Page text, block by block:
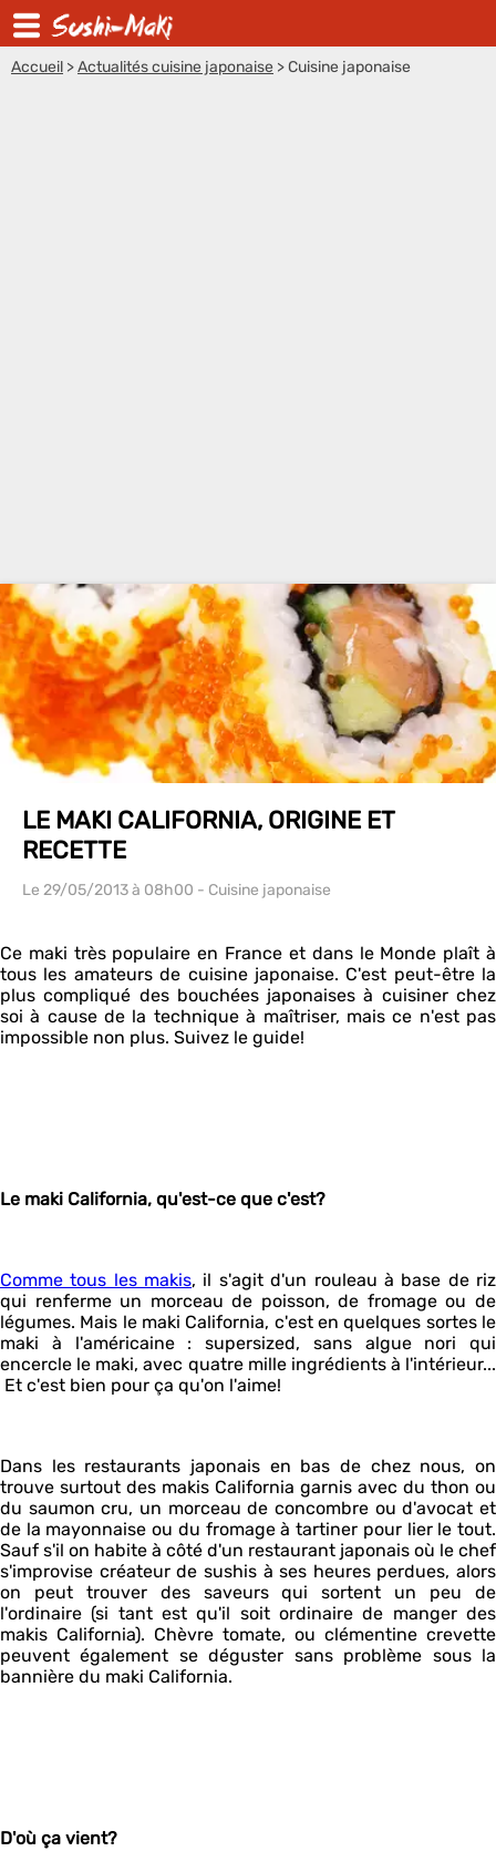
Accueil >Actualités cuisine japonaise >Cuisine japonaise
LE MAKI CALIFORNIA, ORIGINE ET
RECETTE
Le 29/05/2013à 08h00 - Cuisine japonaise
Ce maki très populaire en France et dans le Monde plaît à
tous les amateurs de cuisine japonaise. C'est peut-être la
plus compliqué des bouchées japonaises à cuisiner chez
soi à cause de la technique à maîtriser, mais ce n'est pas
impossible non plus. Suivez le guide!
Le maki California, qu'est-ce que c'est?
Comme tous les makis, il s'agit d'un rouleau à base de riz
qui renferme un morceau de poisson, de fromage ou de
légumes. Mais le maki California, c'est en quelques sortes le
maki à l'américaine : supersized, sans algue nori qui
encercle le maki, avec quatre mille ingrédients à l'intérieur...
Et c'est bien pour ça qu'on l'aime!
Dans les restaurants japonais en bas de chez nous, on
trouve surtout des makis California garnis avec du thon ou
du saumon cru, un morceau de concombre ou d'avocat et
de la mayonnaise ou du fromage à tartiner pour lier le tout.
Sauf s'il on habite à côté d'un restaurant japonais où le chef
s'improvise créateur de sushis à ses heures perdues, alors
on peut trouver des saveurs qui sortent un peu de
l'ordinaire (si tant est qu'il soit ordinaire de manger des
makis California). Chèvre tomate, ou clémentine crevette
peuvent également se déguster sans problème sous la
bannière du maki California.
D'où ça vient?